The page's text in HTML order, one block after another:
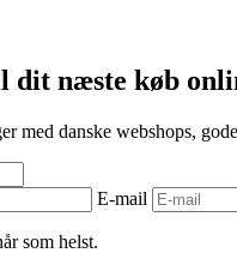
dit næste køb
med danske webshops,
E-mail
som helst.